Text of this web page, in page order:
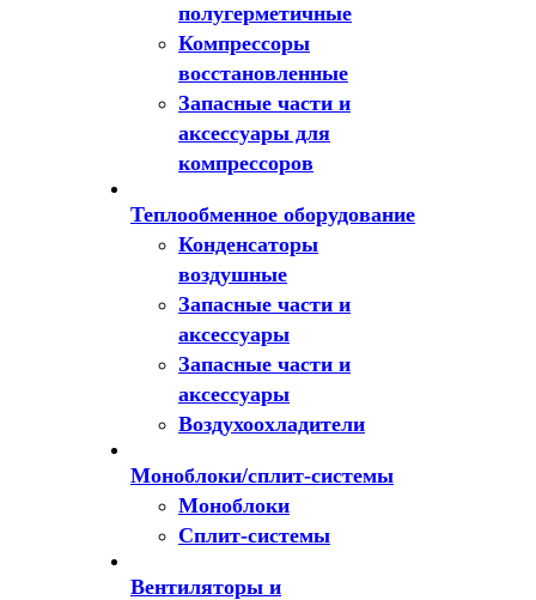
полугерметичные
Компрессоры
восстановленные
Запасные части и
аксессуары для
компрессоров
Теплообменное оборудование
Конденсаторы
воздушные
Запасные части и
аксессуары
Запасные части и
аксессуары
Воздухоохладители
Моноблоки/сплит-системы
Моноблоки
Сплит-системы
Вентиляторы и